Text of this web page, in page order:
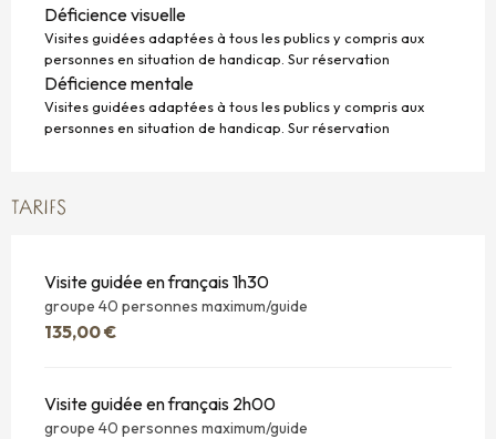
Déficience visuelle
Visites guidées adaptées à tous les publics y compris aux
personnes en situation de handicap. Sur réservation
Déficience mentale
Visites guidées adaptées à tous les publics y compris aux
personnes en situation de handicap. Sur réservation
TARIFS
Visite guidée en français 1h30
groupe 40 personnes maximum/guide
135,00 €
Visite guidée en français 2h00
groupe 40 personnes maximum/guide